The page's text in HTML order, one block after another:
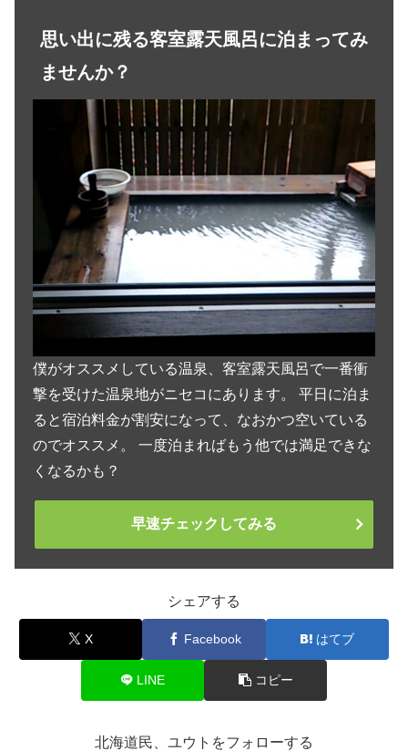
思い出に残る客室露天風呂に泊まってみ
ませんか？
僕がオススメしている温泉、客室露天風呂で一番衝
撃を受けた温泉地がニセコにあります。 平日に泊ま
ると宿泊料金が割安になって、なおかつ空いている
のでオススメ。 一度泊まればもう他では満足できな
くなるかも？
早速チェックしてみる
シェアする
X Facebook はてブ
LINE コピー
北海道民、ユウトをフォローする